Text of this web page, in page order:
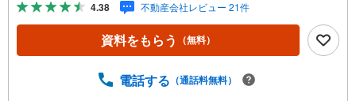
に「りあるげーと」までお問合わせ下さい！■「りあるげー
と」が選ばれるポイント！■年中休まず営業中！いつでも対
応致します！・営業時間:9:00～21:00上記の時間帯は、お
相談、承ります！■【無料送迎】「小さなお子さまをつれて
4.38 不動産会社レビュー 21件
資料をもらう （無料）
電話する （通話料無料）